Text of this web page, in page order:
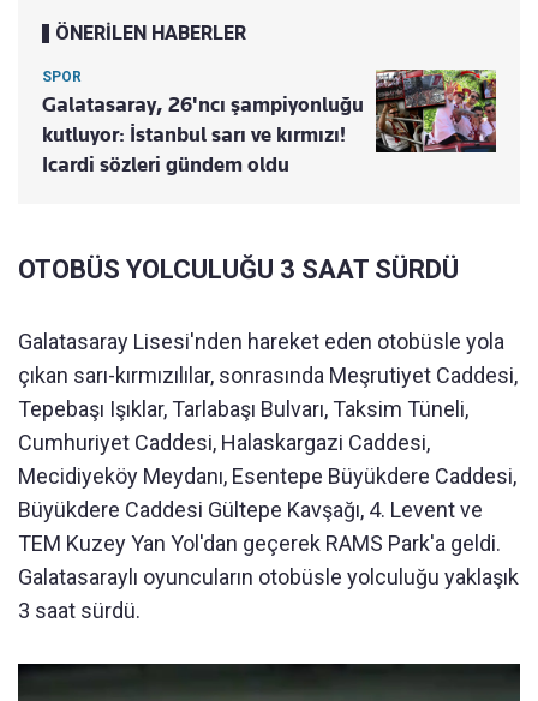
ÖNERİLEN HABERLER
SPOR
Galatasaray, 26'ncı şampiyonluğu
kutluyor: İstanbul sarı ve kırmızı!
Icardi sözleri gündem oldu
OTOBÜS YOLCULUĞU 3 SAAT SÜRDÜ
Galatasaray Lisesi'nden hareket eden otobüsle yola
çıkan sarı-kırmızılılar, sonrasında Meşrutiyet Caddesi,
Tepebaşı Işıklar, Tarlabaşı Bulvarı, Taksim Tüneli,
Cumhuriyet Caddesi, Halaskargazi Caddesi,
Mecidiyeköy Meydanı, Esentepe Büyükdere Caddesi,
Büyükdere Caddesi Gültepe Kavşağı, 4. Levent ve
TEM Kuzey Yan Yol'dan geçerek RAMS Park'a geldi.
Galatasaraylı oyuncuların otobüsle yolculuğu yaklaşık
3 saat sürdü.